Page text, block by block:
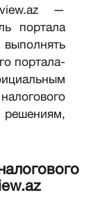
—
портала
портала-
решениям,